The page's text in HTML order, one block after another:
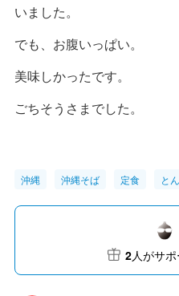
いました。
でも、お腹いっぱい。
美味しかったです。
ごちそうさまでした。
沖縄 沖縄そば 定食 と
2人がサ